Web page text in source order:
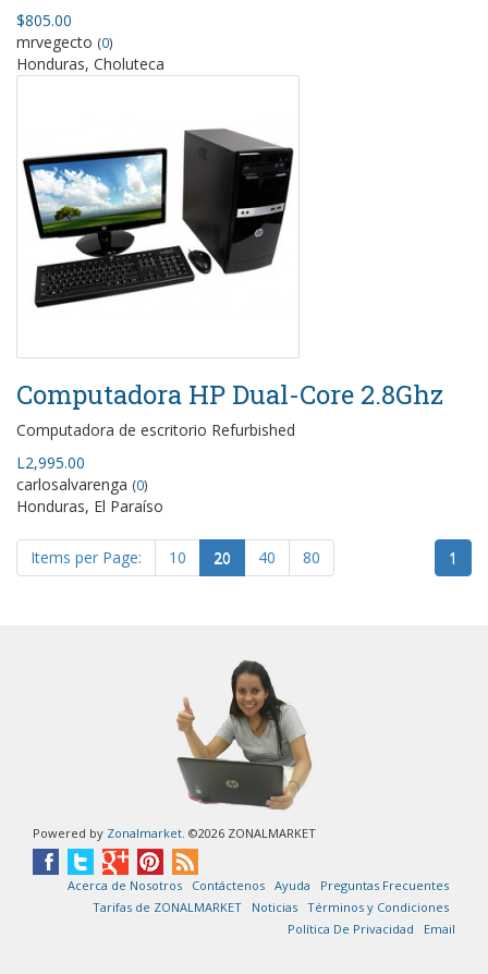
$805.00
mrvegecto (0)
Honduras, Choluteca
Computadora HP Dual-Core 2.8Ghz
Computadora de escritorio Refurbished
L2,995.00
carlosalvarenga (0)
Honduras, El Paraíso
Items per Page: 10 20 40 80 1
Powered by Zonalmarket. ©2026 ZONALMARKET
Acerca de Nosotros Contáctenos Ayuda
Preguntas Frecuentes
Tarifas de ZONALMARKET
Noticias Términos y Condiciones
Política De Privacidad
Email